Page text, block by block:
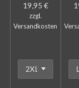
19,95 €
zzgl.
Versandkosten